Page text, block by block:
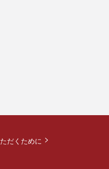
だくために